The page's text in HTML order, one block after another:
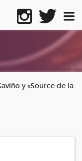
y «Source de la